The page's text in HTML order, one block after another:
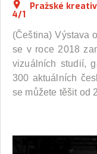
Pražské
4/1
(Čeština) Výstava
se v roce 2018
vizuálních studií,
300 aktuálních
se můžete těšit od